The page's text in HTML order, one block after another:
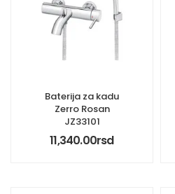
Baterija za kadu
Zerro Rosan
JZ33101
11,340.00rsd